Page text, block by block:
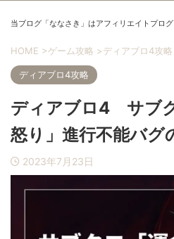
ゲームデバイス
ゲーム攻略
当ブログ「ななさき」はアフィリエイトプロ
HOME >ゲーム攻略 >ディアブロ4攻略
ディアブロ4攻略
ディアブロ4 サブ
怒り」進行不能バグ
2023年7月23日